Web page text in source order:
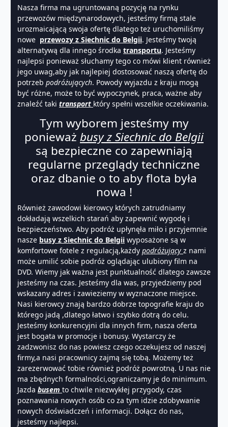
Nasza firma ma ugruntowaną pozycję na rynku
przewozów międzynarodowych, jesteśmy firmą stale
urozmaicającą swoja ofertę dlatego też uruchomiliśmy
nowe przewozy z Siechnic do Belgii. Jesteśmy twoją
alternatywą dla innego środka transportu. Jesteśmy
najlepsi ponieważ słuchamy tego co mówi klient również
jego uwag,aby jak najlepiej dostosować naszą ofertę do
potrzeb podróżujących. Powody wyjazdu z kraju mogą
być różne, może to być wypoczynek, praca, ważne aby
znaleźć taki transport który spełni wszelkie oczekiwania.
Tym wyborem jesteśmy my
ponieważ busy z Siechnic do Belgii
są bezpieczne co zapewniają
regularne przeglądy techniczne
oraz dbanie o to aby flota była
nowa !
Również zawodowi kierowcy których zatrudniamy
dokładają wszelkich starań aby zapewnić wygodę i
bezpieczeństwo. Aby podróż upłynęła miło i przyjemnie
nasze busy z Siechnic do Belgii wyposażone są w
komfortowe fotele z regulacją,każdy podróżujący z nami
może umilić sobie podróż oglądając ulubiony film na
DVD. Wiemy jak ważna jest punktualność dlatego zawsze
jesteśmy na czas. Jesteśmy dla was, przyjedziemy pod
wskazany adres i zawieziemy w wyznaczone miejsce.
Nasi kierowcy znają bardzo dobrze topografie kraju do
którego jadą ,dlatego łatwo i szybko dotrą do celu.
Jesteśmy konkurencyjni dla innych firm, nasza oferta
jest bogata w promocje i bonusy. Wystarczy że
zadzwonisz do nas powiesz czego oczekujesz od naszej
firmy,a nasi pracownicy zajmą się tobą. Możemy też
zarezerwować tobie również podróż powrotną. U nas nie
ma zbędnych formalności,ograniczamy je do minimum.
Jazda busem to chwile niezwykłej przygody, czas
poznawania nowych osób co za tym idzie zdobywanie
nowych doświadczeń i informacji. Dołącz do nas,
jesteśmy najlepsi.